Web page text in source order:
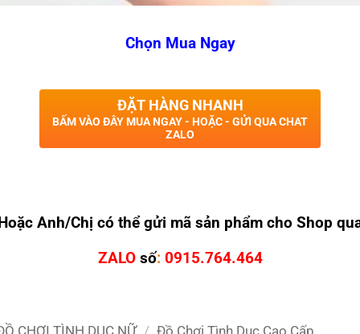
Chọn Mua Ngay
ĐẶT HÀNG NHANH
BẤM VÀO ĐÂY MUA NGAY - HOẶC - GỬI QUA CHAT
ZALO
Anh/Chị có thể gửi mã sản phẩm cho Shop
ZALO số: 0915.764.464